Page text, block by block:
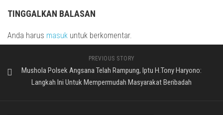
TINGGALKAN BALASAN
Anda harus masuk untuk berkomentar.
PREVIOUS STORY
Mushola Polsek Angsana Telah Rampung, Iptu H.Tony Haryono:
Langkah Ini Untuk Mempermudah Masyarakat Beribadah